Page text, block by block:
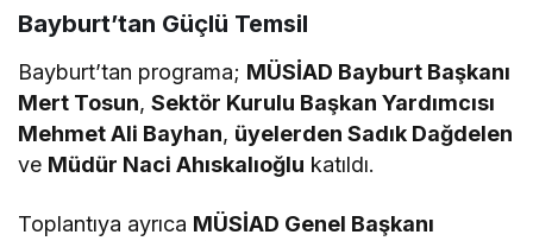
Bayburt’tan Güçlü Temsil
Bayburt’tan programa; MÜSİAD Bayburt Başkanı
Mert Tosun,Sektör Kurulu Başkan Yardımcısı
Mehmet Ali Bayhan, üyelerden Sadık Dağdelen
ve Müdür Naci Ahıskalıoğlu katıldı.
Toplantıya ayrıca MÜSİAD Genel Başkanı